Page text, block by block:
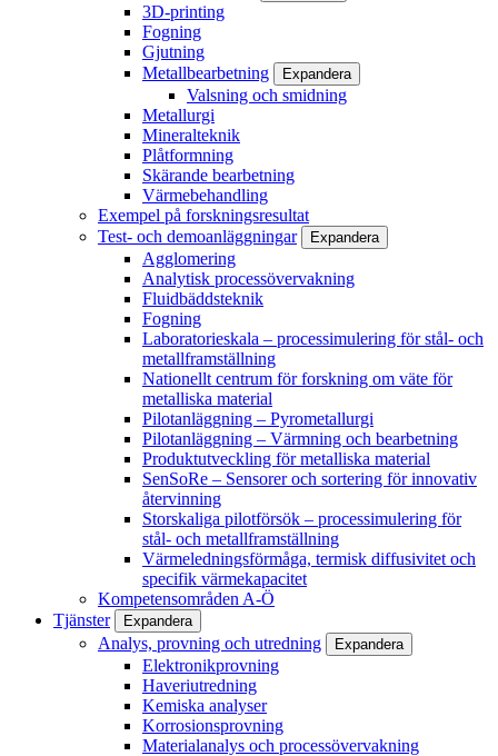
3D-printing
Fogning
Gjutning
Metallbearbetning
Expandera
Valsning och smidning
Metallurgi
Mineralteknik
Plåtformning
Skärande bearbetning
Värmebehandling
Exempel på forskningsresultat
Test- och demoanläggningar
Expandera
Agglomering
Analytisk processövervakning
Fluidbäddsteknik
Fogning
Laboratorieskala – processimulering för stål- och
metallframställning
Nationellt centrum för forskning om väte för
metalliska material
Pilotanläggning – Pyrometallurgi
Pilotanläggning – Värmning och bearbetning
Produktutveckling för metalliska material
SenSoRe – Sensorer och sortering för innovativ
återvinning
Storskaliga pilotförsök – processimulering för
stål- och metallframställning
Värmeledningsförmåga, termisk diffusivitet och
specifik värmekapacitet
Kompetensområden A-Ö
Tjänster
Expandera
Analys, provning och utredning Expandera
Elektronikprovning
Haveriutredning
Kemiska analyser
Korrosionsprovning
Materialanalys och processövervakning